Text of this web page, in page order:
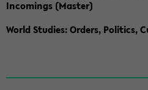
Incomings (Master)
World Studies: Orders, Politics,